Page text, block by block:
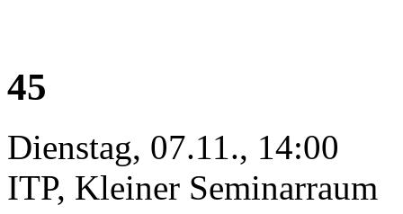
45
Dienstag, 07.11., 14:00
ITP, Kleiner Seminarraum